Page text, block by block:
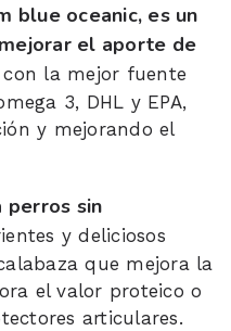
blue oceanic, es un
el aporte de
la mejor fuente
3, DHL y EPA,
y mejorando el
perros sin
y deliciosos
que mejora la
el valor proteico o
articulares.